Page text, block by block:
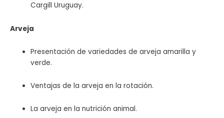
Cargill Uruguay.
Arveja
Presentación de variedades de arveja amarilla y
verde.
Ventajas de la arveja en la rotación.
La arveja en la nutrición animal.